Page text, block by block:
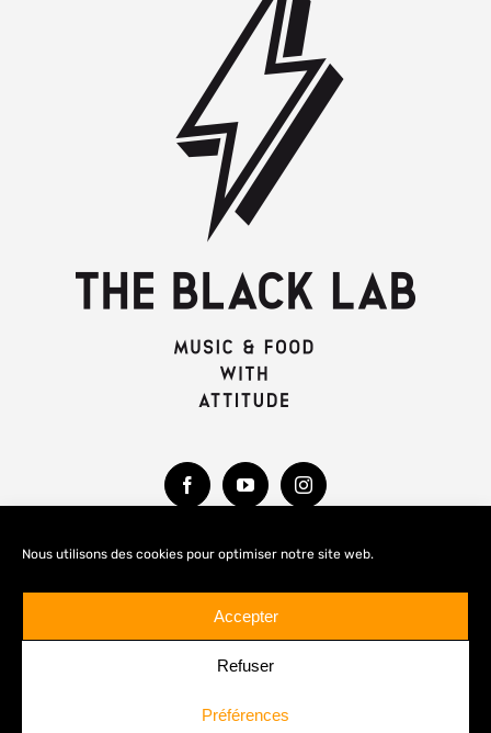
Nous utilisons des cookies pour optimiser notre site web.
Accepter
Refuser
Préférences
MENTIONS LÉGALES